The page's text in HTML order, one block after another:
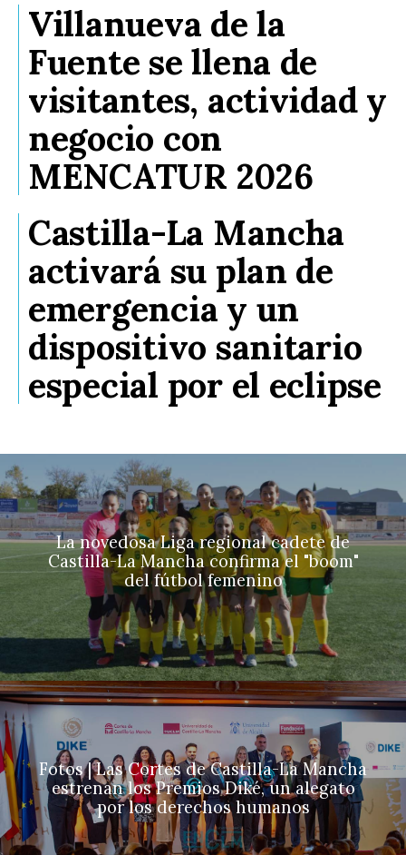
Villanueva de la
Fuente se llena de
visitantes, actividad y
negocio con
MENCATUR 2026
Castilla-La Mancha
activará su plan de
emergencia y un
dispositivo sanitario
especial por el eclipse
La novedosa Liga regional cadete de
Castilla-La Mancha confirma el "boom"
del fútbol femenino
Fotos | Las Cortes de Castilla-La Mancha
estrenan los Premios Diké, un alegato
por los derechos humanos